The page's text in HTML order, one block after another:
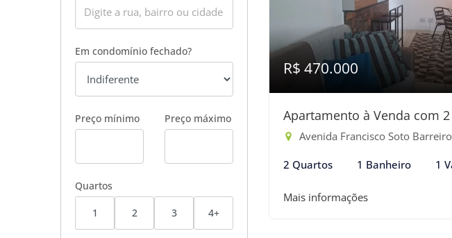
Em condomínio fechado?
Preço mínimo Preço máximo
Quartos
1 2 3 4+
R$ 470.000
Apartamento à Venda com
Avenida Francisco Soto Barreiro Filho -
2 Quartos 1 Banheiro 1
Mais informações